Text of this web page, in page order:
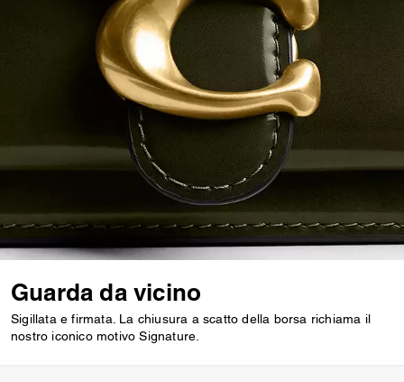
Guarda da vicino
Sigillata e firmata. La chiusura a scatto della borsa richiama il
nostro iconico motivo Signature.